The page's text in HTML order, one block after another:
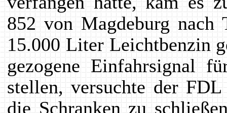
852 von Magdeburg nach
15.000 Liter Leichtbenzin
gezogene
stellen, versuchte der
die Schranken zu